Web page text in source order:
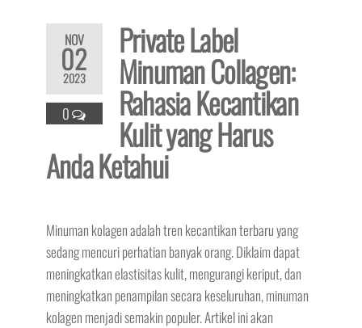
NOV
02
2023
0
Private Label
Minuman Collagen:
Rahasia Kecantikan
Kulit yang Harus
Anda Ketahui
Minuman kolagen adalah tren kecantikan terbaru yang
sedang mencuri perhatian banyak orang. Diklaim dapat
meningkatkan elastisitas kulit, mengurangi keriput, dan
meningkatkan penampilan secara keseluruhan, minuman
kolagen menjadi semakin populer. Artikel ini akan